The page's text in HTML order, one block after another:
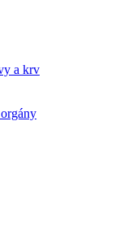
a krv